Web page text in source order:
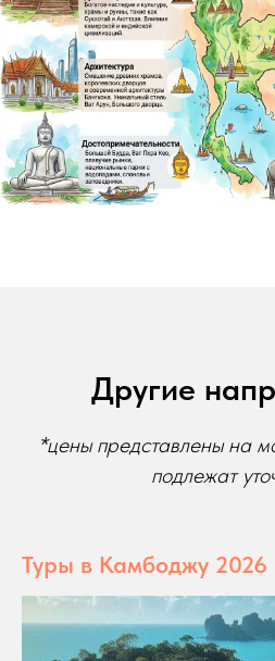
Другие
*цены представлены на
подлежат
Туры в Камбоджу 2026